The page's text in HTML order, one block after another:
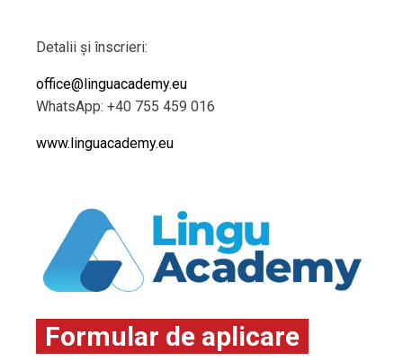
Detalii și înscrieri:
office@linguacademy.eu
WhatsApp: +40 755 459 016
www.linguacademy.eu
Formular de aplicare